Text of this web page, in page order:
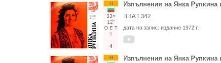
Н
33○
12"
О Е Т
5
4
Изпълнения на Янка Рупкина
ВНА 1342
дата на запис: издание 1972 г.
Н Изпълнения на Янка Рупкина